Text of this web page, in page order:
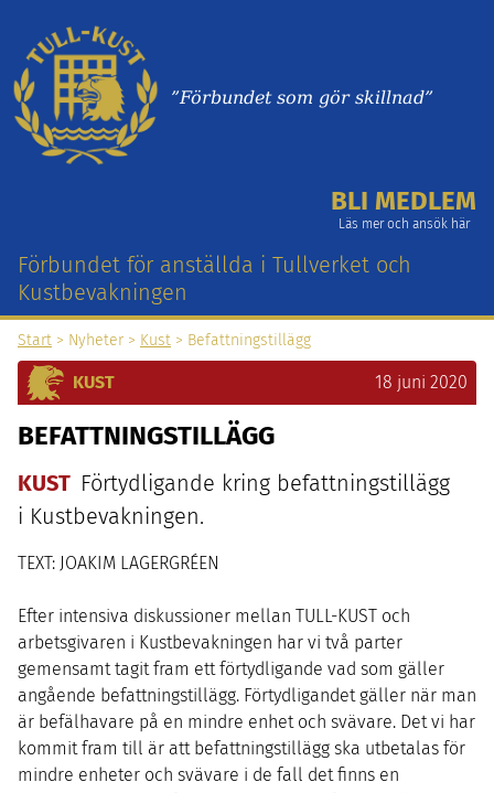
”Förbundet som gör skillnad”
BLI MEDLEM
Läs mer och ansök här
Förbundet för anställda i Tullverket och
Kustbevakningen
Start > Nyheter > Kust > Befattningstillägg
KUST 18 juni 2020
BEFATTNINGSTILLÄGG
KUST Förtydligande kring befattningstillägg
i Kustbevakningen.
TEXT: JOAKIM LAGERGRÉEN
Efter intensiva diskussioner mellan TULL-KUST och
arbetsgivaren i Kustbevakningen har vi två parter
gemensamt tagit fram ett förtydligande vad som gäller
angående befattningstillägg. Förtydligandet gäller när man
är befälhavare på en mindre enhet och svävare. Det vi har
kommit fram till är att befattningstillägg ska utbetalas för
mindre enheter och svävare i de fall det finns en